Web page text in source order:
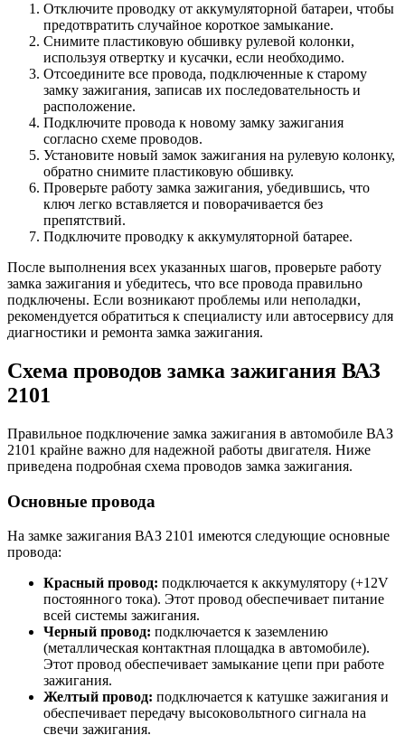
Отключите проводку от аккумуляторной батареи, чтобы
предотвратить случайное короткое замыкание.
Снимите пластиковую обшивку рулевой колонки,
используя отвертку и кусачки, если необходимо.
Отсоедините все провода, подключенные к старому
замку зажигания, записав их последовательность и
расположение.
Подключите провода к новому замку зажигания
согласно схеме проводов.
Установите новый замок зажигания на рулевую колонку,
обратно снимите пластиковую обшивку.
Проверьте работу замка зажигания, убедившись, что
ключ легко вставляется и поворачивается без
препятствий.
Подключите проводку к аккумуляторной батарее.
После выполнения всех указанных шагов, проверьте работу
замка зажигания и убедитесь, что все провода правильно
подключены. Если возникают проблемы или неполадки,
рекомендуется обратиться к специалисту или автосервису для
диагностики и ремонта замка зажигания.
Схема проводов замка зажигания ВАЗ
2101
Правильное подключение замка зажигания в автомобиле ВАЗ
2101 крайне важно для надежной работы двигателя. Ниже
приведена подробная схема проводов замка зажигания.
Основные провода
На замке зажигания ВАЗ 2101 имеются следующие основные
провода:
Красный провод: подключается к аккумулятору (+12V
постоянного тока). Этот провод обеспечивает питание
всей системы зажигания.
Черный провод: подключается к заземлению
(металлическая контактная площадка в автомобиле).
Этот провод обеспечивает замыкание цепи при работе
зажигания.
Желтый провод: подключается к катушке зажигания и
обеспечивает передачу высоковольтного сигнала на
свечи зажигания.